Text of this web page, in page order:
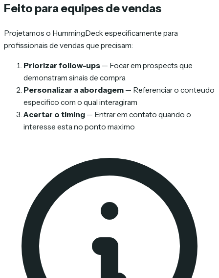
Feito para equipes de vendas
Projetamos o HummingDeck especificamente para
profissionais de vendas que precisam:
Priorizar follow-ups — Focar em prospects que
demonstram sinais de compra
Personalizar a abordagem — Referenciar o conteudo
especifico com o qual interagiram
Acertar o timing — Entrar em contato quando o
interesse esta no ponto maximo